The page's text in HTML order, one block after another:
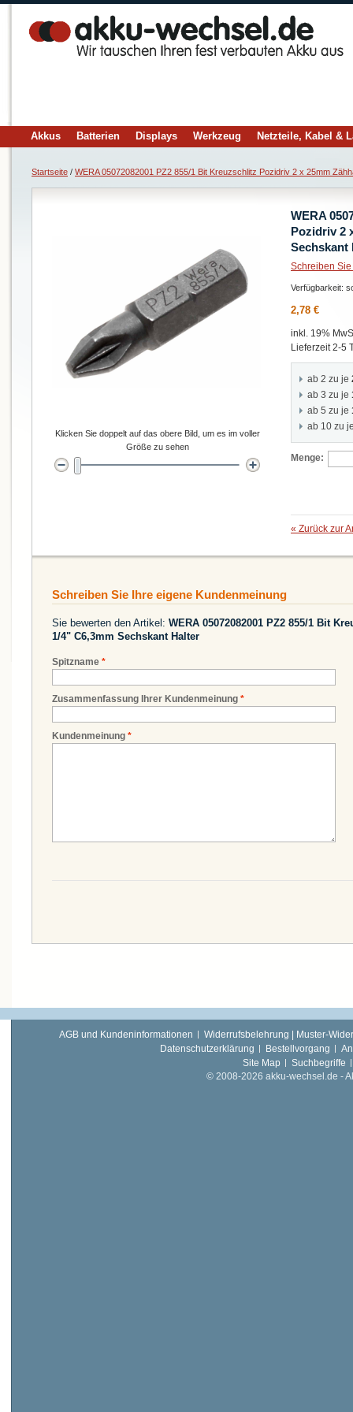
Akkus Batterien Displays Werkzeug Netzteile, Kabel &
Startseite / WERA 05072082001 PZ2 855/1 Bit Kreuzschlitz Pozidriv 2 x 25mm
WERA
Pozidriv 2
Sechskant
Schreiben
Verfügbarkeit:
2,78 €
inkl. 19%
Lieferzeit 2-5
ab 2 zu je
ab 3 zu je
ab 5 zu je
ab 10 zu
Menge:
« Zurück zur
Klicken Sie doppelt auf das obere Bild, um es im voller
Größe zu sehen
Schreiben Sie Ihre eigene Kundenmeinung
Sie bewerten den Artikel: WERA 05072082001 PZ2 855/1 Bit
1/4" C6,3mm Sechskant Halter
*
Spitzname
*
Zusammenfassung Ihrer Kundenmeinung
*
Kundenmeinung
AGB und Kundeninformationen
Widerrufsbelehrung | Muster-
Datenschutzerklärung
Bestellvorgang
Site Map
Suchbegriffe
© 2008-2026 akku-wechsel.de -